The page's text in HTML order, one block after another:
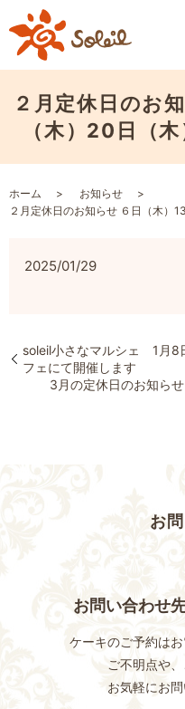
２月定休日のお
（木）20日（
ホーム
お知らせ
２月定休日のお知らせ ６日（木）
2025/01/29
soleil小さなマルシェ 1月8
フェにて開催します
3月の定休日のお知ら
お
お問い合わせ
ケーキのご予約はお
ご不明点や
お気軽にお問